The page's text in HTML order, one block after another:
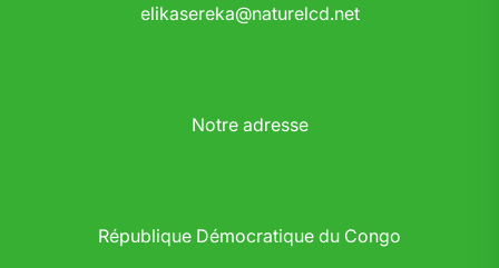
elikasereka@naturelcd.net
Notre adresse
République Démocratique du Congo